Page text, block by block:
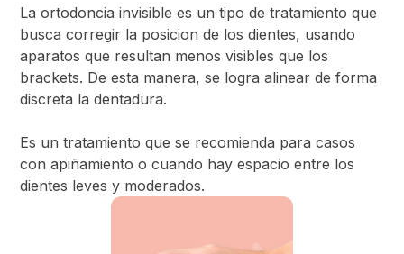
La ortodoncia invisible es un tipo de tratamiento que
busca corregir la posicion de los dientes, usando
aparatos que resultan menos visibles que los
brackets. De esta manera, se logra alinear de forma
discreta la dentadura.
Es un tratamiento que se recomienda para casos
con apiñamiento o cuando hay espacio entre los
dientes leves y moderados.